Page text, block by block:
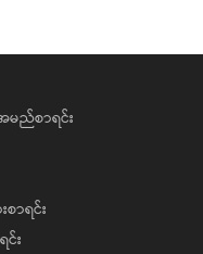
ည်စာရင်း
ာရင်း
း